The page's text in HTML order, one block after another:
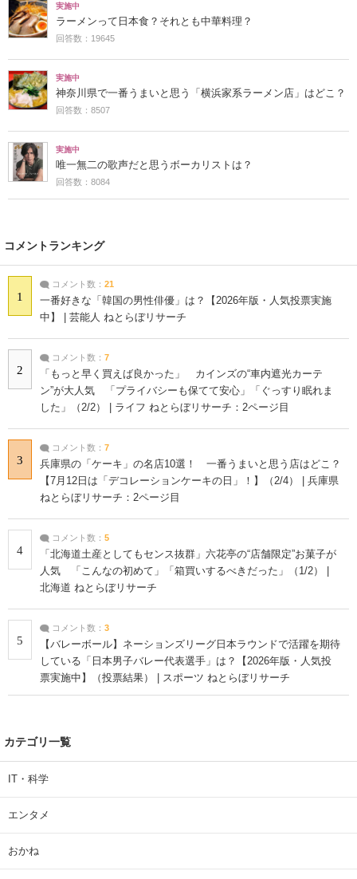
実施中
ラーメンって日本食？それとも中華料理？
回答数：19645
実施中
神奈川県で一番うまいと思う「横浜家系ラーメン店」はどこ？
回答数：8507
実施中
唯一無二の歌声だと思うボーカリストは？
回答数：8084
コメントランキング
1
コメント数： 21
一番好きな「韓国の男性俳優」は？【2026年版・人気投票実施
中】 | 芸能人 ねとらぼリサーチ
2
コメント数： 7
「もっと早く買えば良かった」 カインズの“車内遮光カーテ
ン”が大人気 「プライバシーも保てて安心」「ぐっすり眠れま
した」（2/2） | ライフ ねとらぼリサーチ：2ページ目
3
コメント数： 7
兵庫県の「ケーキ」の名店10選！ 一番うまいと思う店はどこ？
【7月12日は「デコレーションケーキの日」！】（2/4） | 兵庫県
ねとらぼリサーチ：2ページ目
4
コメント数： 5
「北海道土産としてもセンス抜群」六花亭の“店舗限定”お菓子が
人気 「こんなの初めて」「箱買いするべきだった」（1/2） |
北海道 ねとらぼリサーチ
5
コメント数： 3
【バレーボール】ネーションズリーグ日本ラウンドで活躍を期待
している「日本男子バレー代表選手」は？【2026年版・人気投
票実施中】（投票結果） | スポーツ ねとらぼリサーチ
カテゴリ一覧
IT・科学
エンタメ
おかね